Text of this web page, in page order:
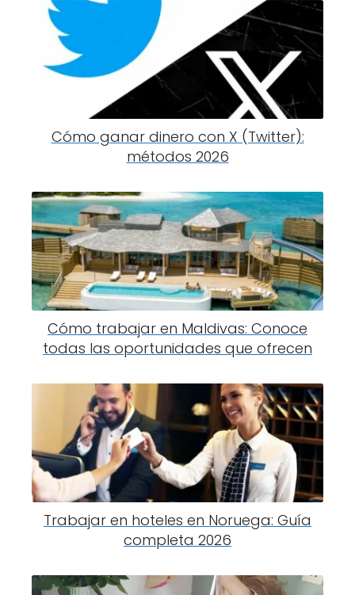
Cómo ganar dinero con X (Twitter):
métodos 2026
Cómo trabajar en Maldivas: Conoce
todas las oportunidades que ofrecen
Trabajar en hoteles en Noruega: Guía
completa 2026